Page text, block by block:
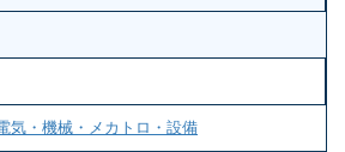
気・機械・メカトロ・設備